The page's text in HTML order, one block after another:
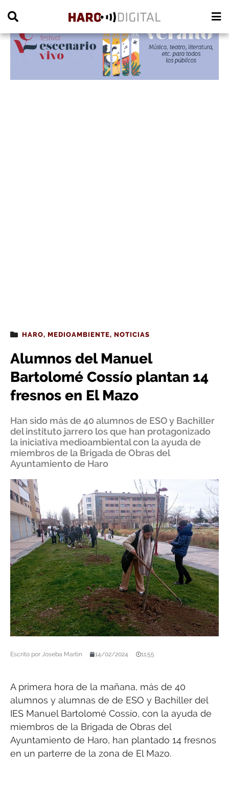
HARO, MEDIOAMBIENTE, NOTICIAS
Alumnos del Manuel
Bartolomé Cossío plantan 14
fresnos en El Mazo
Han sido más de 40 alumnos de ESO y Bachiller
del instituto jarrero los que han protagonizado
la iniciativa medioambiental con la ayuda de
miembros de la Brigada de Obras del
Ayuntamiento de Haro
Escrito por Joseba Martín 14/02/2024 11:55
A primera hora de la mañana, más de 40
alumnos y alumnas de de ESO y Bachiller del
IES Manuel Bartolomé Cossío, con la ayuda de
miembros de la Brigada de Obras del
Ayuntamiento de Haro, han plantado 14 fresnos
en un parterre de la zona de El Mazo.